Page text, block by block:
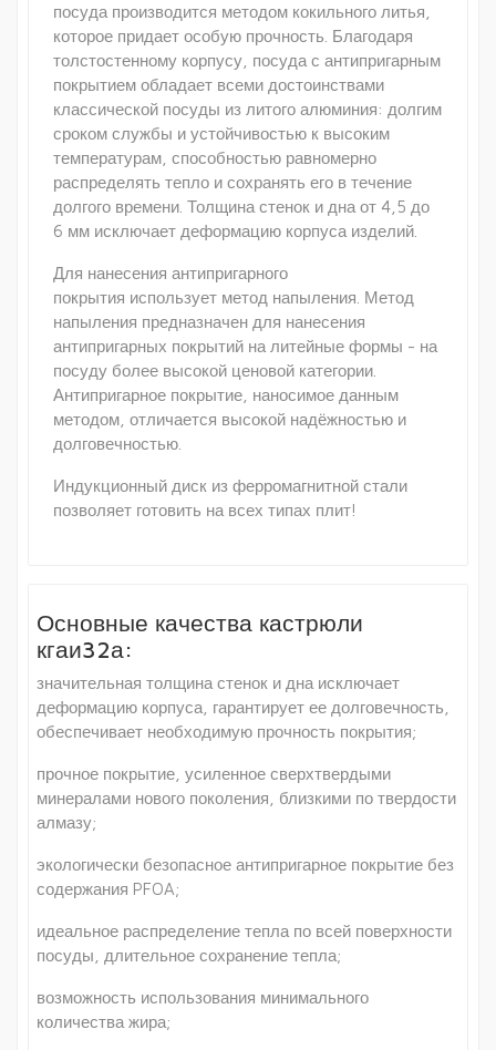
посуда производится методом кокильного литья,
которое придает особую прочность. Благодаря
толстостенному корпусу, посуда с антипригарным
покрытием обладает всеми достоинствами
классической посуды из литого алюминия: долгим
сроком службы и устойчивостью к высоким
температурам, способностью равномерно
распределять тепло и сохранять его в течение
долгого времени. Толщина стенок и дна от 4,5 до
6 мм исключает деформацию корпуса изделий.
Для нанесения антипригарного
покрытия использует метод напыления. Метод
напыления предназначен для нанесения
антипригарных покрытий на литейные формы - на
посуду более высокой ценовой категории.
Антипригарное покрытие, наносимое данным
методом, отличается высокой надёжностью и
долговечностью.
Индукционный диск из ферромагнитной стали
позволяет готовить на всех типах плит!
Основные качества кастрюли
кгаи32а:
значительная толщина стенок и дна исключает
деформацию корпуса, гарантирует ее долговечность,
обеспечивает необходимую прочность покрытия;
прочное покрытие, усиленное сверхтвердыми
минералами нового поколения, близкими по твердости
алмазу;
экологически безопасное антипригарное покрытие без
содержания PFOA;
идеальное распределение тепла по всей поверхности
посуды, длительное сохранение тепла;
возможность использования минимального
количества жира;